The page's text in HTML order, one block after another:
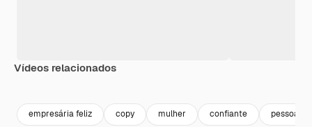
Vídeos relacionados
empresária feliz copy mulher confiante pessoas